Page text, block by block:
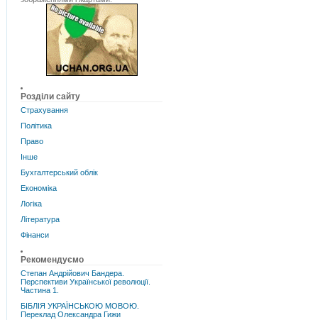
Розділи сайту
Страхування
Політика
Право
Інше
Бухгалтерський облік
Економіка
Логіка
Література
Фінанси
Рекомендуємо
Степан Андрійович Бандера.
Перспективи Української революції.
Частина 1.
БІБЛІЯ УКРАЇНСЬКОЮ МОВОЮ.
Переклад Олександра Гижи